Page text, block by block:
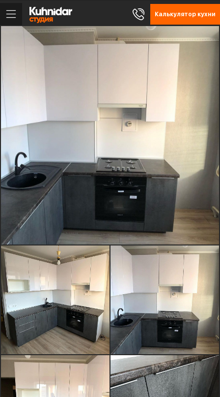
Калькулятор кухни